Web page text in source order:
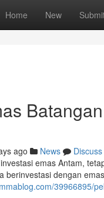
Home New
ago News
Discuss
emas Antam,
berinvestasi dengan
39966895/